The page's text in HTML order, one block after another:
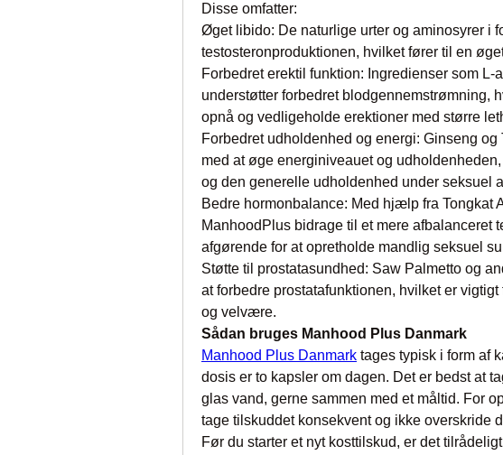
Disse omfatter:
Øget libido: De naturlige urter og aminosyrer i
testosteronproduktionen, hvilket fører til en
Forbedret erektil funktion: Ingredienser som L-
understøtter forbedret
opnå og vedligeholde erektioner med større
Forbedret udholdenhed og energi: Ginseng
med at øge energiniveauet og
og den generelle udholdenhed under seksuel
Bedre hormonbalance: Med hjælp fra Tongkat
ManhoodPlus bidrage til et mere afbalanceret
afgørende for at opretholde mandlig seksuel
Støtte til prostatasundhed: Saw Palmetto og
at forbedre prostatafunktionen, hvilket er
og velvære.
Sådan bruges Manhood Plus Danmark
Manhood Plus Danmark tages typisk i form af
dosis er to kapsler om dagen. Det er bedst at
glas vand, gerne sammen med et måltid. For
tage tilskuddet konsekvent og ikke overskride
Før du starter et nyt kosttilskud, er det